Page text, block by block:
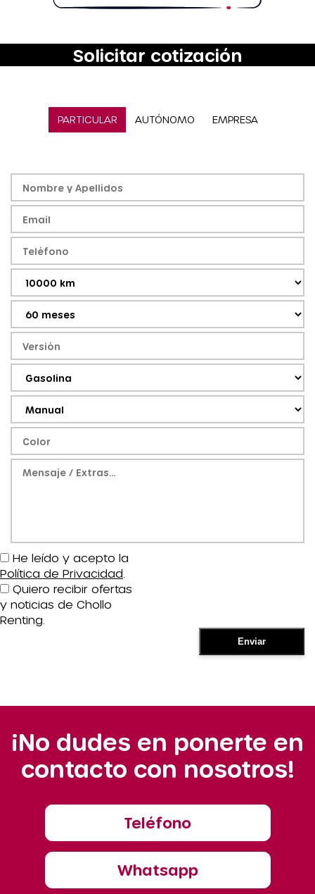
Solicitar cotización
PARTICULAR AUTÓNOMO EMPRESA
He leído y acepto la
Política de Privacidad
Quiero recibir ofertas
y noticias de Chollo
Renting.
¡No dudes en ponerte en
contacto con nosotros!
Teléfono
Whatsapp